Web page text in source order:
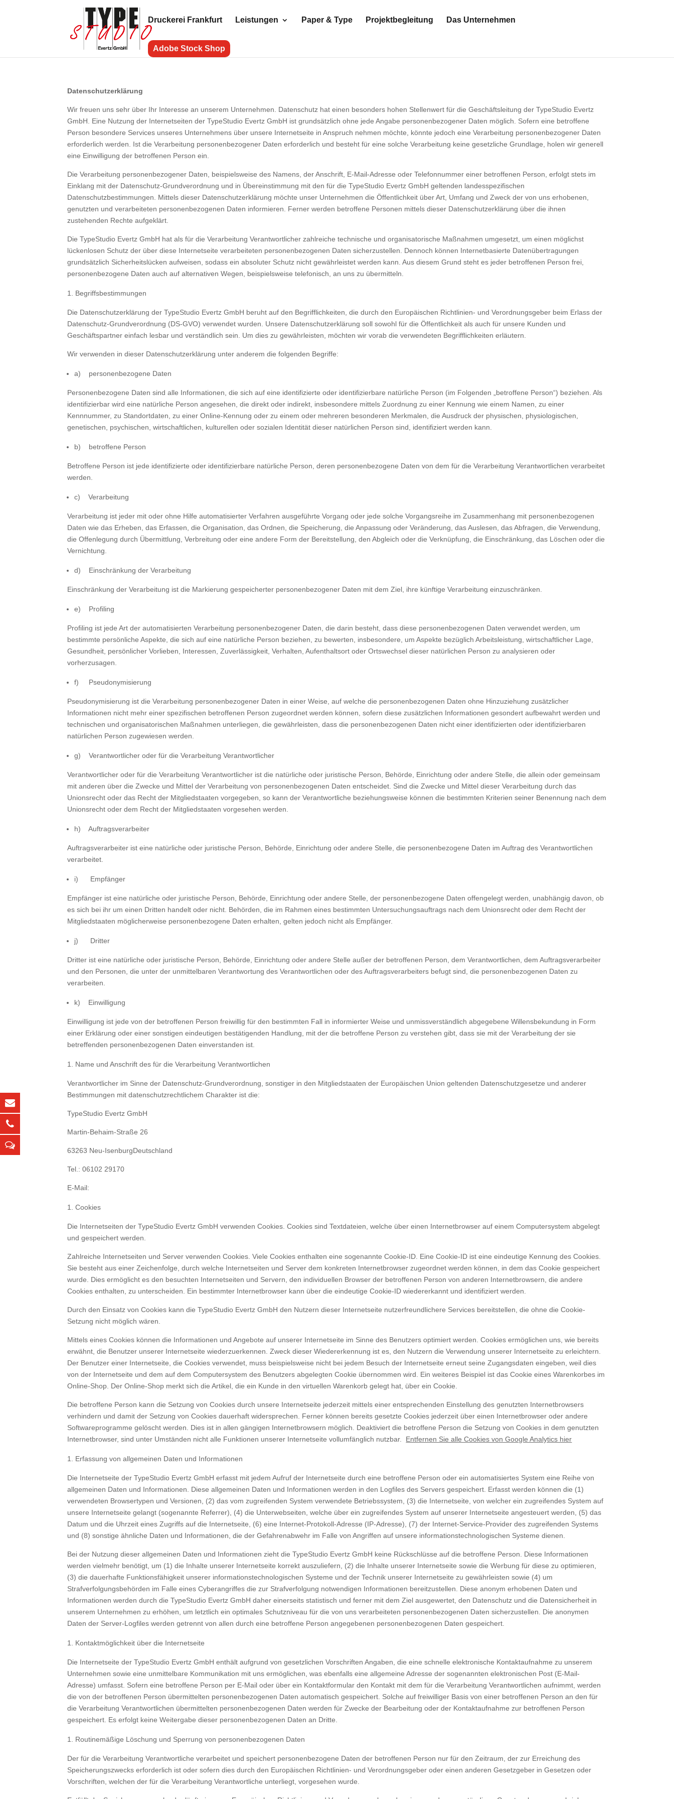
Druckerei Frankfurt Leistungen Paper & Type Projektbegleitung Das Unternehmen
Adobe Stock Shop
Datenschutzerklärung
Wir freuen uns sehr über Ihr Interesse an unserem Unternehmen. Datenschutz hat einen besonders hohen Stellenwert für die Geschäftsleitung der TypeStudio Evertz
GmbH. Eine Nutzung der Internetseiten der TypeStudio Evertz GmbH ist grundsätzlich ohne jede Angabe personenbezogener Daten möglich. Sofern eine betroffene
Person besondere Services unseres Unternehmens über unsere Internetseite in Anspruch nehmen möchte, könnte jedoch eine Verarbeitung personenbezogener Daten
erforderlich werden. Ist die Verarbeitung personenbezogener Daten erforderlich und besteht für eine solche Verarbeitung keine gesetzliche Grundlage, holen wir generell
eine Einwilligung der betroffenen Person ein.
Die Verarbeitung personenbezogener Daten, beispielsweise des Namens, der Anschrift, E-Mail-Adresse oder Telefonnummer einer betroffenen Person, erfolgt stets im
Einklang mit der Datenschutz-Grundverordnung und in Übereinstimmung mit den für die TypeStudio Evertz GmbH geltenden landesspezifischen
Datenschutzbestimmungen. Mittels dieser Datenschutzerklärung möchte unser Unternehmen die Öffentlichkeit über Art, Umfang und Zweck der von uns erhobenen,
genutzten und verarbeiteten personenbezogenen Daten informieren. Ferner werden betroffene Personen mittels dieser Datenschutzerklärung über die ihnen
zustehenden Rechte aufgeklärt.
Die TypeStudio Evertz GmbH hat als für die Verarbeitung Verantwortlicher zahlreiche technische und organisatorische Maßnahmen umgesetzt, um einen möglichst
lückenlosen Schutz der über diese Internetseite verarbeiteten personenbezogenen Daten sicherzustellen. Dennoch können Internetbasierte Datenübertragungen
grundsätzlich Sicherheitslücken aufweisen, sodass ein absoluter Schutz nicht gewährleistet werden kann. Aus diesem Grund steht es jeder betroffenen Person frei,
personenbezogene Daten auch auf alternativen Wegen, beispielsweise telefonisch, an uns zu übermitteln.
Begriffsbestimmungen
Die Datenschutzerklärung der TypeStudio Evertz GmbH beruht auf den Begrifflichkeiten, die durch den Europäischen Richtlinien- und Verordnungsgeber beim Erlass der
Datenschutz-Grundverordnung (DS-GVO) verwendet wurden. Unsere Datenschutzerklärung soll sowohl für die Öffentlichkeit als auch für unsere Kunden und
Geschäftspartner einfach lesbar und verständlich sein. Um dies zu gewährleisten, möchten wir vorab die verwendeten Begrifflichkeiten erläutern.
Wir verwenden in dieser Datenschutzerklärung unter anderem die folgenden Begriffe:
a) personenbezogene Daten
Personenbezogene Daten sind alle Informationen, die sich auf eine identifizierte oder identifizierbare natürliche Person (im Folgenden „betroffene Person“) beziehen. Als
identifizierbar wird eine natürliche Person angesehen, die direkt oder indirekt, insbesondere mittels Zuordnung zu einer Kennung wie einem Namen, zu einer
Kennnummer, zu Standortdaten, zu einer Online-Kennung oder zu einem oder mehreren besonderen Merkmalen, die Ausdruck der physischen, physiologischen,
genetischen, psychischen, wirtschaftlichen, kulturellen oder sozialen Identität dieser natürlichen Person sind, identifiziert werden kann.
b) betroffene Person
Betroffene Person ist jede identifizierte oder identifizierbare natürliche Person, deren personenbezogene Daten von dem für die Verarbeitung Verantwortlichen verarbeitet
werden.
c) Verarbeitung
Verarbeitung ist jeder mit oder ohne Hilfe automatisierter Verfahren ausgeführte Vorgang oder jede solche Vorgangsreihe im Zusammenhang mit personenbezogenen
Daten wie das Erheben, das Erfassen, die Organisation, das Ordnen, die Speicherung, die Anpassung oder Veränderung, das Auslesen, das Abfragen, die Verwendung,
die Offenlegung durch Übermittlung, Verbreitung oder eine andere Form der Bereitstellung, den Abgleich oder die Verknüpfung, die Einschränkung, das Löschen oder die
Vernichtung.
d) Einschränkung der Verarbeitung
Einschränkung der Verarbeitung ist die Markierung gespeicherter personenbezogener Daten mit dem Ziel, ihre künftige Verarbeitung einzuschränken.
e) Profiling
Profiling ist jede Art der automatisierten Verarbeitung personenbezogener Daten, die darin besteht, dass diese personenbezogenen Daten verwendet werden, um
bestimmte persönliche Aspekte, die sich auf eine natürliche Person beziehen, zu bewerten, insbesondere, um Aspekte bezüglich Arbeitsleistung, wirtschaftlicher Lage,
Gesundheit, persönlicher Vorlieben, Interessen, Zuverlässigkeit, Verhalten, Aufenthaltsort oder Ortswechsel dieser natürlichen Person zu analysieren oder
vorherzusagen.
f) Pseudonymisierung
Pseudonymisierung ist die Verarbeitung personenbezogener Daten in einer Weise, auf welche die personenbezogenen Daten ohne Hinzuziehung zusätzlicher
Informationen nicht mehr einer spezifischen betroffenen Person zugeordnet werden können, sofern diese zusätzlichen Informationen gesondert aufbewahrt werden und
technischen und organisatorischen Maßnahmen unterliegen, die gewährleisten, dass die personenbezogenen Daten nicht einer identifizierten oder identifizierbaren
natürlichen Person zugewiesen werden.
g) Verantwortlicher oder für die Verarbeitung Verantwortlicher
Verantwortlicher oder für die Verarbeitung Verantwortlicher ist die natürliche oder juristische Person, Behörde, Einrichtung oder andere Stelle, die allein oder gemeinsam
mit anderen über die Zwecke und Mittel der Verarbeitung von personenbezogenen Daten entscheidet. Sind die Zwecke und Mittel dieser Verarbeitung durch das
Unionsrecht oder das Recht der Mitgliedstaaten vorgegeben, so kann der Verantwortliche beziehungsweise können die bestimmten Kriterien seiner Benennung nach dem
Unionsrecht oder dem Recht der Mitgliedstaaten vorgesehen werden.
h) Auftragsverarbeiter
Auftragsverarbeiter ist eine natürliche oder juristische Person, Behörde, Einrichtung oder andere Stelle, die personenbezogene Daten im Auftrag des Verantwortlichen
verarbeitet.
i) Empfänger
Empfänger ist eine natürliche oder juristische Person, Behörde, Einrichtung oder andere Stelle, der personenbezogene Daten offengelegt werden, unabhängig davon, ob
es sich bei ihr um einen Dritten handelt oder nicht. Behörden, die im Rahmen eines bestimmten Untersuchungsauftrags nach dem Unionsrecht oder dem Recht der
Mitgliedstaaten möglicherweise personenbezogene Daten erhalten, gelten jedoch nicht als Empfänger.
j) Dritter
Dritter ist eine natürliche oder juristische Person, Behörde, Einrichtung oder andere Stelle außer der betroffenen Person, dem Verantwortlichen, dem Auftragsverarbeiter
und den Personen, die unter der unmittelbaren Verantwortung des Verantwortlichen oder des Auftragsverarbeiters befugt sind, die personenbezogenen Daten zu
verarbeiten.
k) Einwilligung
Einwilligung ist jede von der betroffenen Person freiwillig für den bestimmten Fall in informierter Weise und unmissverständlich abgegebene Willensbekundung in Form
einer Erklärung oder einer sonstigen eindeutigen bestätigenden Handlung, mit der die betroffene Person zu verstehen gibt, dass sie mit der Verarbeitung der sie
betreffenden personenbezogenen Daten einverstanden ist.
Name und Anschrift des für die Verarbeitung Verantwortlichen
Verantwortlicher im Sinne der Datenschutz-Grundverordnung, sonstiger in den Mitgliedstaaten der Europäischen Union geltenden Datenschutzgesetze und anderer
Bestimmungen mit datenschutzrechtlichem Charakter ist die:
TypeStudio Evertz GmbH
Martin-Behaim-Straße 26
63263 Neu-IsenburgDeutschland
Tel.: 06102 29170
E-Mail:
Cookies
Die Internetseiten der TypeStudio Evertz GmbH verwenden Cookies. Cookies sind Textdateien, welche über einen Internetbrowser auf einem Computersystem abgelegt
und gespeichert werden.
Zahlreiche Internetseiten und Server verwenden Cookies. Viele Cookies enthalten eine sogenannte Cookie-ID. Eine Cookie-ID ist eine eindeutige Kennung des Cookies.
Sie besteht aus einer Zeichenfolge, durch welche Internetseiten und Server dem konkreten Internetbrowser zugeordnet werden können, in dem das Cookie gespeichert
wurde. Dies ermöglicht es den besuchten Internetseiten und Servern, den individuellen Browser der betroffenen Person von anderen Internetbrowsern, die andere
Cookies enthalten, zu unterscheiden. Ein bestimmter Internetbrowser kann über die eindeutige Cookie-ID wiedererkannt und identifiziert werden.
Durch den Einsatz von Cookies kann die TypeStudio Evertz GmbH den Nutzern dieser Internetseite nutzerfreundlichere Services bereitstellen, die ohne die Cookie-
Setzung nicht möglich wären.
Mittels eines Cookies können die Informationen und Angebote auf unserer Internetseite im Sinne des Benutzers optimiert werden. Cookies ermöglichen uns, wie bereits
erwähnt, die Benutzer unserer Internetseite wiederzuerkennen. Zweck dieser Wiedererkennung ist es, den Nutzern die Verwendung unserer Internetseite zu erleichtern.
Der Benutzer einer Internetseite, die Cookies verwendet, muss beispielsweise nicht bei jedem Besuch der Internetseite erneut seine Zugangsdaten eingeben, weil dies
von der Internetseite und dem auf dem Computersystem des Benutzers abgelegten Cookie übernommen wird. Ein weiteres Beispiel ist das Cookie eines Warenkorbes im
Online-Shop. Der Online-Shop merkt sich die Artikel, die ein Kunde in den virtuellen Warenkorb gelegt hat, über ein Cookie.
Die betroffene Person kann die Setzung von Cookies durch unsere Internetseite jederzeit mittels einer entsprechenden Einstellung des genutzten Internetbrowsers
verhindern und damit der Setzung von Cookies dauerhaft widersprechen. Ferner können bereits gesetzte Cookies jederzeit über einen Internetbrowser oder andere
Softwareprogramme gelöscht werden. Dies ist in allen gängigen Internetbrowsern möglich. Deaktiviert die betroffene Person die Setzung von Cookies in dem genutzten
Internetbrowser, sind unter Umständen nicht alle Funktionen unserer Internetseite vollumfänglich nutzbar. Entfernen Sie alle Cookies von Google Analytics hier
Erfassung von allgemeinen Daten und Informationen
Die Internetseite der TypeStudio Evertz GmbH erfasst mit jedem Aufruf der Internetseite durch eine betroffene Person oder ein automatisiertes System eine Reihe von
allgemeinen Daten und Informationen. Diese allgemeinen Daten und Informationen werden in den Logfiles des Servers gespeichert. Erfasst werden können die (1)
verwendeten Browsertypen und Versionen, (2) das vom zugreifenden System verwendete Betriebssystem, (3) die Internetseite, von welcher ein zugreifendes System auf
unsere Internetseite gelangt (sogenannte Referrer), (4) die Unterwebseiten, welche über ein zugreifendes System auf unserer Internetseite angesteuert werden, (5) das
Datum und die Uhrzeit eines Zugriffs auf die Internetseite, (6) eine Internet-Protokoll-Adresse (IP-Adresse), (7) der Internet-Service-Provider des zugreifenden Systems
und (8) sonstige ähnliche Daten und Informationen, die der Gefahrenabwehr im Falle von Angriffen auf unsere informationstechnologischen Systeme dienen.
Bei der Nutzung dieser allgemeinen Daten und Informationen zieht die TypeStudio Evertz GmbH keine Rückschlüsse auf die betroffene Person. Diese Informationen
werden vielmehr benötigt, um (1) die Inhalte unserer Internetseite korrekt auszuliefern, (2) die Inhalte unserer Internetseite sowie die Werbung für diese zu optimieren,
(3) die dauerhafte Funktionsfähigkeit unserer informationstechnologischen Systeme und der Technik unserer Internetseite zu gewährleisten sowie (4) um
Strafverfolgungsbehörden im Falle eines Cyberangriffes die zur Strafverfolgung notwendigen Informationen bereitzustellen. Diese anonym erhobenen Daten und
Informationen werden durch die TypeStudio Evertz GmbH daher einerseits statistisch und ferner mit dem Ziel ausgewertet, den Datenschutz und die Datensicherheit in
unserem Unternehmen zu erhöhen, um letztlich ein optimales Schutzniveau für die von uns verarbeiteten personenbezogenen Daten sicherzustellen. Die anonymen
Daten der Server-Logfiles werden getrennt von allen durch eine betroffene Person angegebenen personenbezogenen Daten gespeichert.
Kontaktmöglichkeit über die Internetseite
Die Internetseite der TypeStudio Evertz GmbH enthält aufgrund von gesetzlichen Vorschriften Angaben, die eine schnelle elektronische Kontaktaufnahme zu unserem
Unternehmen sowie eine unmittelbare Kommunikation mit uns ermöglichen, was ebenfalls eine allgemeine Adresse der sogenannten elektronischen Post (E-Mail-
Adresse) umfasst. Sofern eine betroffene Person per E-Mail oder über ein Kontaktformular den Kontakt mit dem für die Verarbeitung Verantwortlichen aufnimmt, werden
die von der betroffenen Person übermittelten personenbezogenen Daten automatisch gespeichert. Solche auf freiwilliger Basis von einer betroffenen Person an den für
die Verarbeitung Verantwortlichen übermittelten personenbezogenen Daten werden für Zwecke der Bearbeitung oder der Kontaktaufnahme zur betroffenen Person
gespeichert. Es erfolgt keine Weitergabe dieser personenbezogenen Daten an Dritte.
Routinemäßige Löschung und Sperrung von personenbezogenen Daten
Der für die Verarbeitung Verantwortliche verarbeitet und speichert personenbezogene Daten der betroffenen Person nur für den Zeitraum, der zur Erreichung des
Speicherungszwecks erforderlich ist oder sofern dies durch den Europäischen Richtlinien- und Verordnungsgeber oder einen anderen Gesetzgeber in Gesetzen oder
Vorschriften, welchen der für die Verarbeitung Verantwortliche unterliegt, vorgesehen wurde.